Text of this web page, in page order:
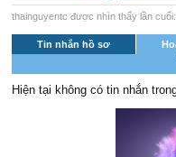
thainguyentc được nhìn thấy lần cuối:
Tin nhắn hồ sơ
Hiện tại không có tin nhắn